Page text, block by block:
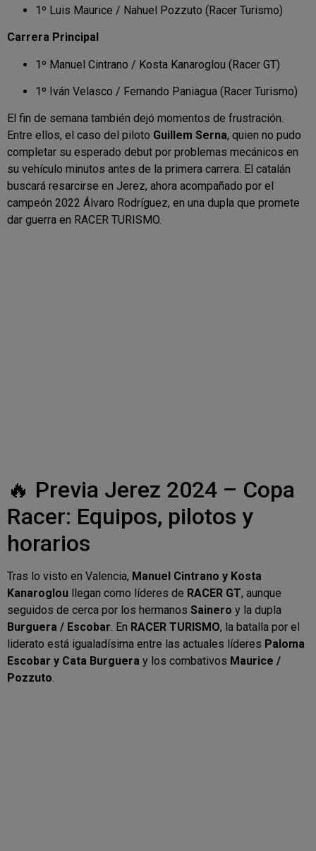
1º Luis Maurice / Nahuel Pozzuto (Racer Turismo)
Carrera Principal
1º Manuel Cintrano / Kosta Kanaroglou (Racer GT)
1º Iván Velasco / Fernando Paniagua (Racer Turismo)
El fin de semana también dejó momentos de frustración.
Entre ellos, el caso del piloto Guillem Serna, quien no pudo
completar su esperado debut por problemas mecánicos en
su vehículo minutos antes de la primera carrera. El catalán
buscará resarcirse en Jerez, ahora acompañado por el
campeón 2022 Álvaro Rodríguez, en una dupla que promete
dar guerra en RACER TURISMO.
🔥 Previa Jerez 2024 – Copa
Racer: Equipos, pilotos y
horarios
Tras lo visto en Valencia, Manuel Cintrano y Kosta
Kanaroglou llegan como líderes de RACER GT, aunque
seguidos de cerca por los hermanos Sainero y la dupla
Burguera / Escobar. En RACER TURISMO, la batalla por el
liderato está igualadísima entre las actuales líderes Paloma
Escobar y Cata Burguera y los combativos Maurice /
Pozzuto.